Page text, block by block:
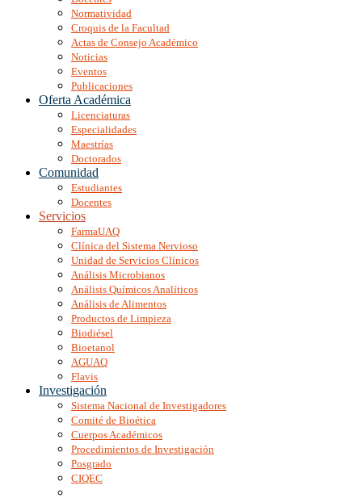
Normatividad
Croquis de la Facultad
Actas de Consejo Académico
Noticias
Eventos
Publicaciones
Oferta Académica
Licenciaturas
Especialidades
Maestrías
Doctorados
Comunidad
Estudiantes
Docentes
Servicios
FarmaUAQ
Clínica del Sistema Nervioso
Unidad de Servicios Clínicos
Análisis Microbianos
Análisis Químicos Analíticos
Análisis de Alimentos
Productos de Limpieza
Biodiésel
Bioetanol
AGUAQ
Flavis
Investigación
Sistema Nacional de Investigadores
Comité de Bioética
Cuerpos Académicos
Procedimientos de Investigación
Posgrado
CIQEC